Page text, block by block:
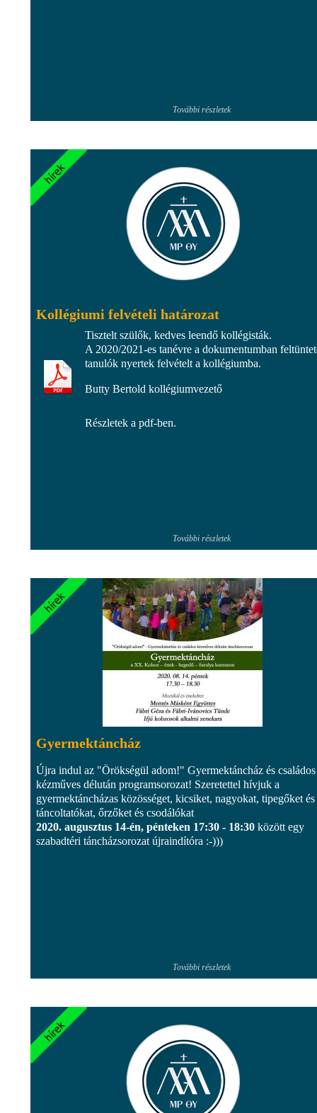
További részletek
Kollégiumi felvételi határozat
Tisztelt szülők, kedves leendő kollégisták.
A 2020/2021-es tanévre a dokumentumban
tanulók nyertek felvételt a kollégiumba.
Butty Bertold kollégiumvezető
Részletek a pdf-ben.
További részletek
Gyermektáncház
Újra indul az "Örökségül adom!" Gyermektáncház és családos
kézműves délután programsorozat! Szeretettel hívjuk a
gyermektáncházas közösséget, kicsiket, nagyokat, tipegőket és
táncoltatókat, őrzőket és csodálókat
2020. augusztus 14-én, pénteken 17:30 - 18:30 között egy
szabadtéri táncházsorozat újraindítóra :-)))
További részletek